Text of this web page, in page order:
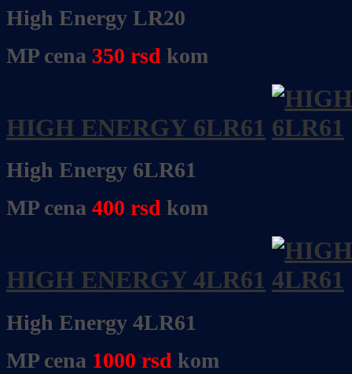
High Energy LR20
MP cena 350 rsd kom
HIGH ENERGY 6LR61
High Energy 6LR61
MP cena 400 rsd kom
HIGH ENERGY 4LR61
High Energy 4LR61
MP cena 1000 rsd kom